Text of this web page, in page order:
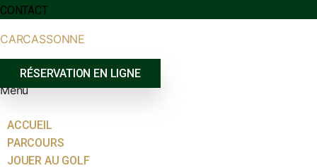
CONTACT
CARCASSONNE
RÉSERVATION EN LIGNE
Menu
ACCUEIL
PARCOURS
JOUER AU GOLF